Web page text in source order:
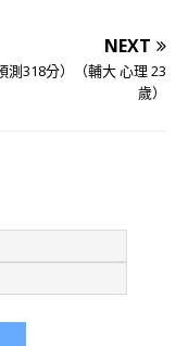
NEXT
測318分）（輔大 心理 23
歲）